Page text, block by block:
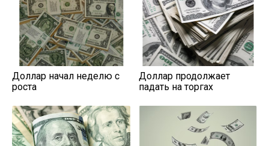
Доллар начал неделю с
роста
Доллар продолжает
падать на торгах